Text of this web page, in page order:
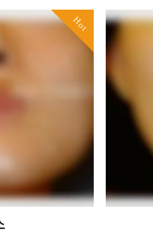
Hot